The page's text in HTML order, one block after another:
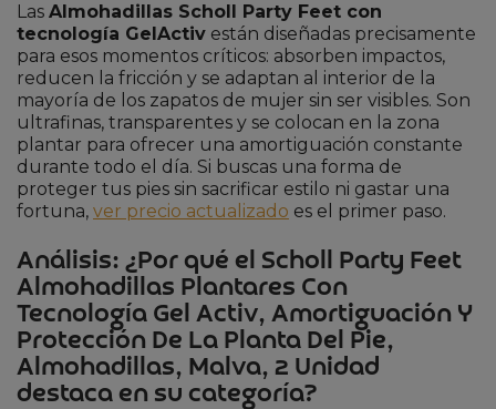
Las Almohadillas Scholl Party Feet con
tecnología GelActiv están diseñadas precisamente
para esos momentos críticos: absorben impactos,
reducen la fricción y se adaptan al interior de la
mayoría de los zapatos de mujer sin ser visibles. Son
ultrafinas, transparentes y se colocan en la zona
plantar para ofrecer una amortiguación constante
durante todo el día. Si buscas una forma de
proteger tus pies sin sacrificar estilo ni gastar una
fortuna, ver precio actualizado es el primer paso.
Análisis: ¿Por qué el Scholl Party Feet
Almohadillas Plantares Con
Tecnología Gel Activ, Amortiguación Y
Protección De La Planta Del Pie,
Almohadillas, Malva, 2 Unidad
destaca en su categoría?